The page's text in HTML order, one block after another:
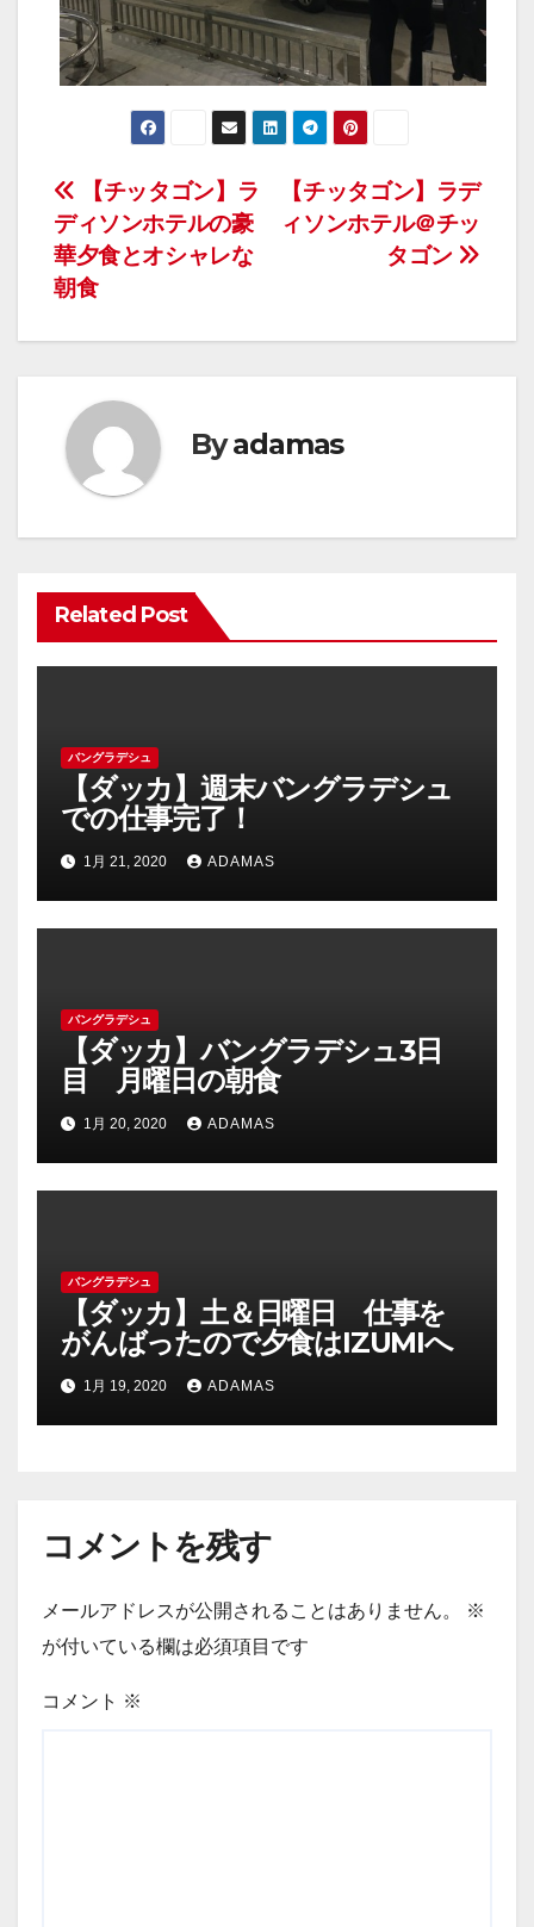
投
稿
ナ
ビ
ゲ
ー
シ
ョ
ン
【チッタゴン】ラデ
ィソンホテル＠チッ
タゴン
【チッタゴン】ラ
ディソンホテルの豪
華夕食とオシャレな
朝食
Byadamas
Related Post
バングラデシュ
【ダッカ】週末バングラデシュ
での仕事完了！
1月 21, 2020 ADAMAS
バングラデシュ
【ダッカ】バングラデシュ3日
目 月曜日の朝食
1月 20, 2020 ADAMAS
バングラデシュ
【ダッカ】土＆日曜日 仕事を
がんばったので夕食はIZUMIへ
1月 19, 2020 ADAMAS
コメントを残す
メールアドレスが公開されることはありません。
※
が付いている欄は必須項目です
コメント ※